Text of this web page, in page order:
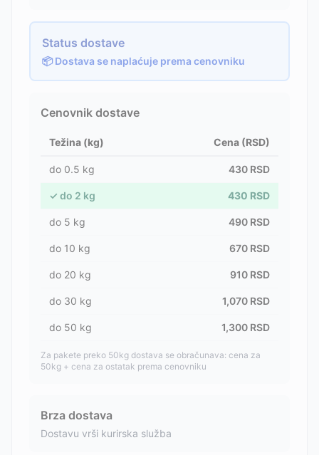
Status dostave
📦 Dostava se naplaćuje prema cenovniku
Cenovnik dostave
Težina (kg) Cena (RSD)
do 0.5 kg 430 RSD
✓ do 2 kg 430 RSD
do 5 kg 490 RSD
do 10 kg 670 RSD
do 20 kg 910 RSD
do 30 kg 1,070 RSD
do 50 kg 1,300 RSD
Za pakete preko 50kg dostava se obračunava: cena za
50kg + cena za ostatak prema cenovniku
Brza dostava
Dostavu vrši kurirska služba